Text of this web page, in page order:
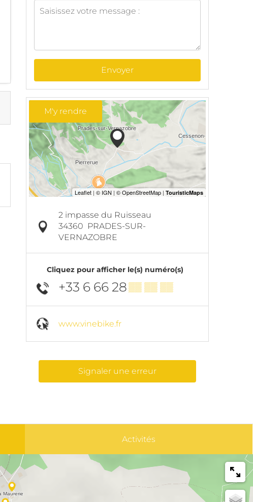
Envoyer
M'y rendre
2 impasse du Ruisseau
34360 PRADES-SUR-
VERNAZOBRE
Cliquez pour afficher le(s) numéro(s)
+33 6 66 28▒▒ ▒▒ ▒▒
www.vinebike.fr
Signaler une erreur
Activités